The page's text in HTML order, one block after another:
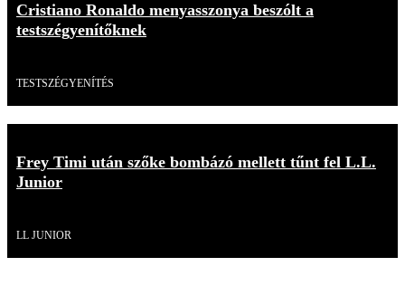
Cristiano Ronaldo menyasszonya beszólt a
testszégyenítőknek
TESTSZÉGYENÍTÉS
Frey Timi után szőke bombázó mellett tűnt fel L.L.
Junior
LL JUNIOR